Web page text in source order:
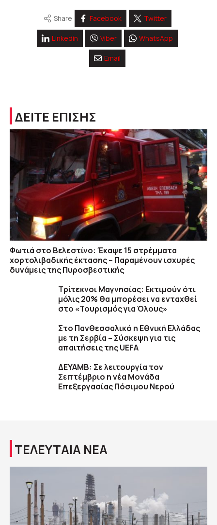
Share Facebook Twitter
Linkedin Viber WhatsApp
Email
ΔΕΙΤΕ ΕΠΙΣΗΣ
Φωτιά στο Βελεστίνο: Έκαψε 15 στρέμματα
χορτολιβαδικής έκτασης – Παραμένουν ισχυρές
δυνάμεις της Πυροσβεστικής
Τρίτεκνοι Μαγνησίας: Εκτιμούν ότι
μόλις 20% θα μπορέσει να ενταχθεί
στο «Τουρισμός για Όλους»
Στο Πανθεσσαλικό η Εθνική Ελλάδας
με τη Σερβία – Σύσκεψη για τις
απαιτήσεις της UEFA
ΔΕΥΑΜΒ: Σε λειτουργία τον
Σεπτέμβριο η νέα Μονάδα
Επεξεργασίας Πόσιμου Νερού
ΤΕΛΕΥΤΑΙΑ ΝΕΑ